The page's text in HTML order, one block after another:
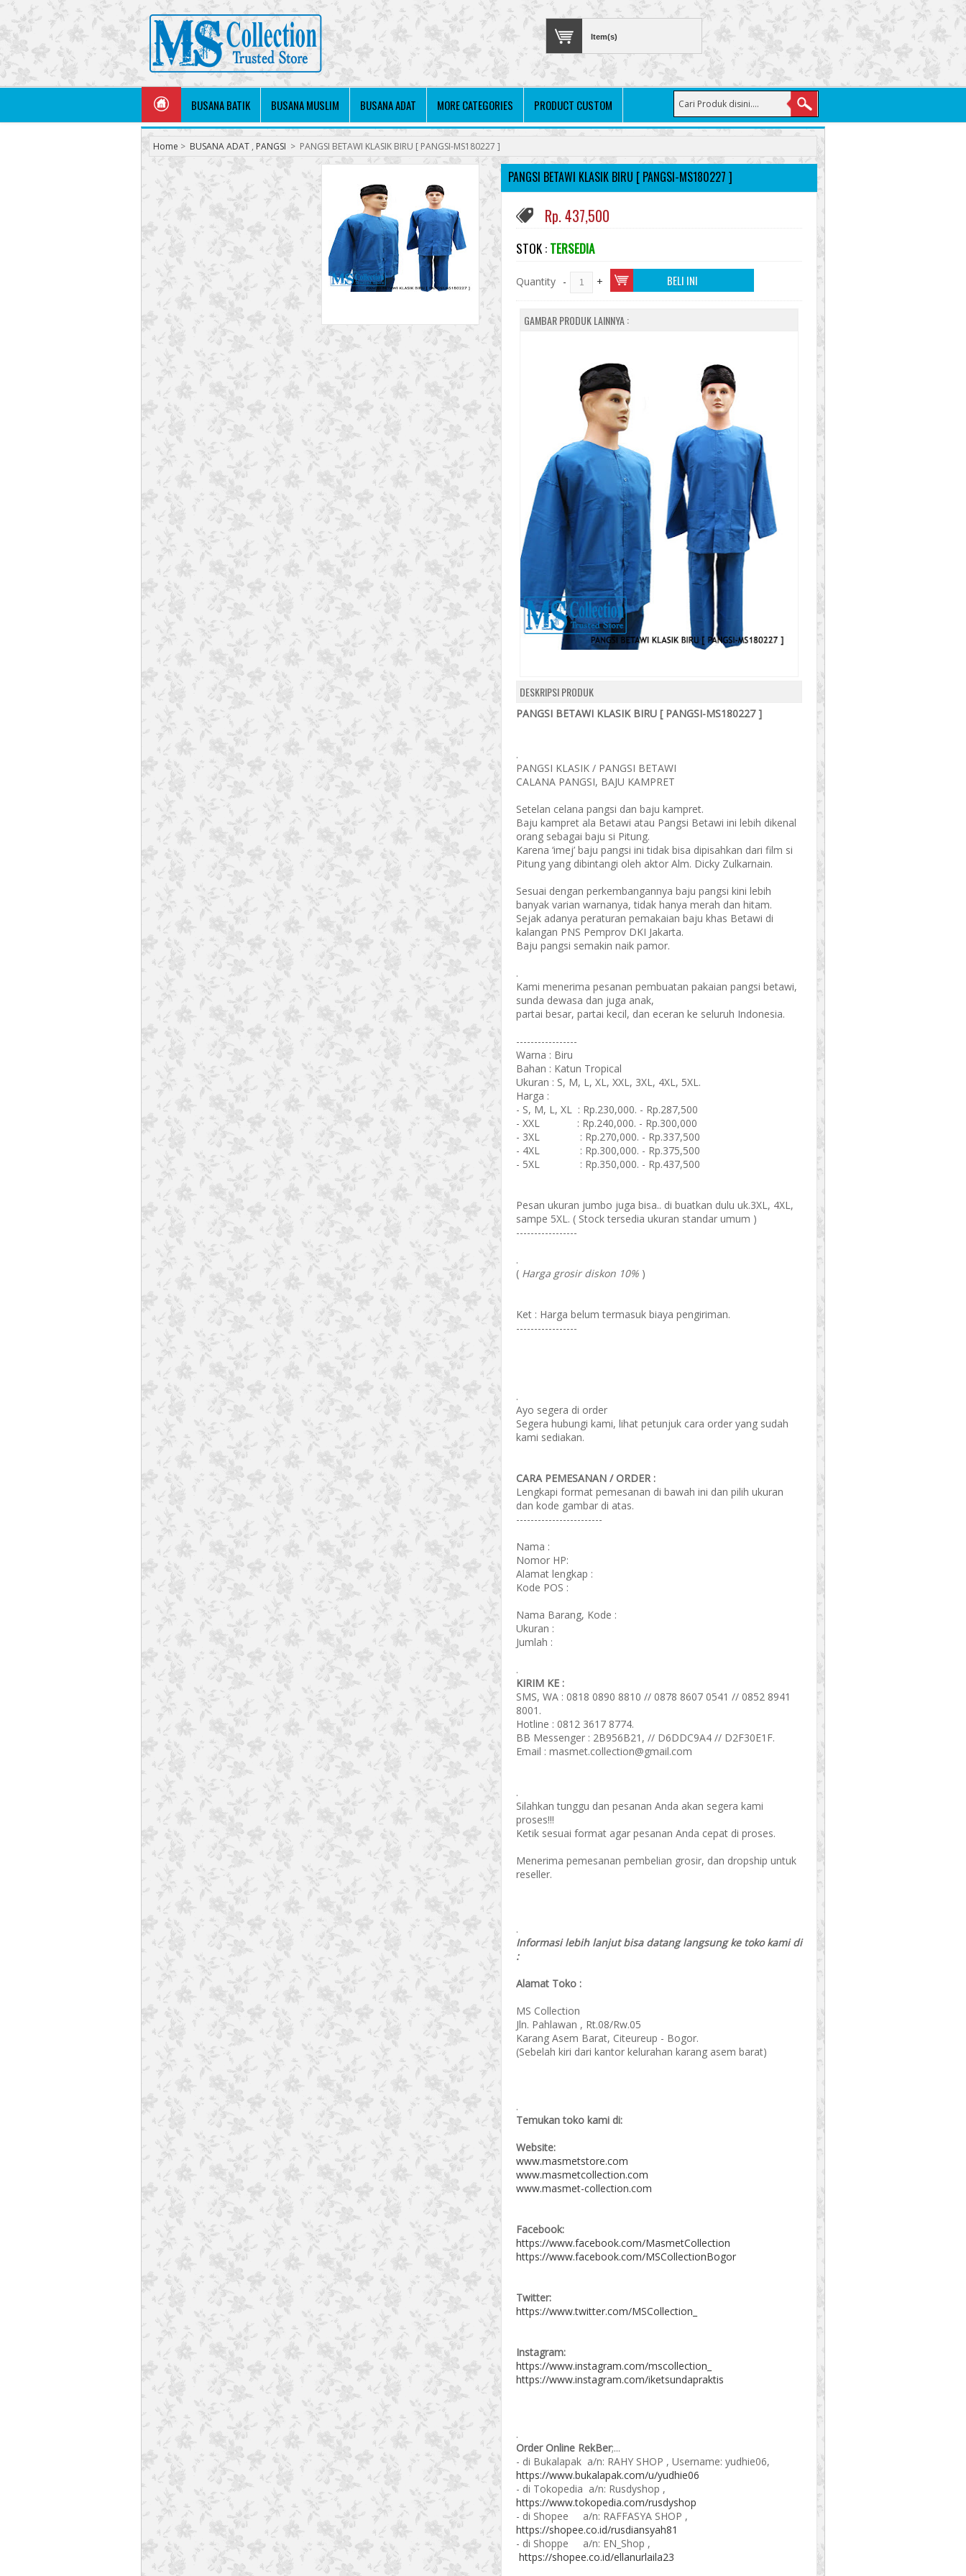
Item(s)
BUSANA BATIK BUSANA MUSLIM BUSANA ADAT MORE CATEGORIES PRODUCT CUSTOM
Home > BUSANA ADAT , PANGSI > PANGSI BETAWI KLASIK BIRU [ PANGSI-MS180227 ]
PANGSI BETAWI KLASIK BIRU [ PANGSI-MS180227 ]
Rp. 437,500
STOK : TERSEDIA
Quantity - + BELI INI
GAMBAR PRODUK LAINNYA :
DESKRIPSI PRODUK
PANGSI BETAWI KLASIK BIRU [ PANGSI-MS180227 ]
.
PANGSI KLASIK / PANGSI BETAWI
CALANA PANGSI, BAJU KAMPRET
Setelan celana pangsi dan baju kampret.
Baju kampret ala Betawi atau Pangsi Betawi ini lebih dikenal
orang sebagai baju si Pitung.
Karena ‘imej’ baju pangsi ini tidak bisa dipisahkan dari film si
Pitung yang dibintangi oleh aktor Alm. Dicky Zulkarnain.
Sesuai dengan perkembangannya baju pangsi kini lebih
banyak varian warnanya, tidak hanya merah dan hitam.
Sejak adanya peraturan pemakaian baju khas Betawi di
kalangan PNS Pemprov DKI Jakarta.
Baju pangsi semakin naik pamor.
.
Kami menerima pesanan pembuatan pakaian pangsi betawi,
sunda dewasa dan juga anak,
partai besar, partai kecil, dan eceran ke seluruh Indonesia.
-----------------
Warna : Biru
Bahan : Katun Tropical
Ukuran : S, M, L, XL, XXL, 3XL, 4XL, 5XL.
Harga :
- S, M, L, XL : Rp.230,000. - Rp.287,500
- XXL : Rp.240,000. - Rp.300,000
- 3XL : Rp.270,000. - Rp.337,500
- 4XL : Rp.300,000. - Rp.375,500
- 5XL : Rp.350,000. - Rp.437,500
Pesan ukuran jumbo juga bisa.. di buatkan dulu uk.3XL, 4XL,
sampe 5XL. ( Stock tersedia ukuran standar umum )
-----------------
.
( Harga grosir diskon 10% )
Ket : Harga belum termasuk biaya pengiriman.
-----------------
.
Ayo segera di order
Segera hubungi kami, lihat petunjuk cara order yang sudah
kami sediakan.
CARA PEMESANAN / ORDER :
Lengkapi format pemesanan di bawah ini dan pilih ukuran
dan kode gambar di atas.
------------------------
Nama :
Nomor HP:
Alamat lengkap :
Kode POS :
Nama Barang, Kode :
Ukuran :
Jumlah :
.
KIRIM KE :
SMS, WA : 0818 0890 8810 // 0878 8607 0541 // 0852 8941
8001.
Hotline : 0812 3617 8774.
BB Messenger : 2B956B21, // D6DDC9A4 // D2F30E1F.
Email : masmet.collection@gmail.com
.
Silahkan tunggu dan pesanan Anda akan segera kami
proses!!!
Ketik sesuai format agar pesanan Anda cepat di proses.
Menerima pemesanan pembelian grosir, dan dropship untuk
reseller.
.
Informasi lebih lanjut bisa datang langsung ke toko kami di
:
Alamat Toko :
MS Collection
Jln. Pahlawan , Rt.08/Rw.05
Karang Asem Barat, Citeureup - Bogor.
(Sebelah kiri dari kantor kelurahan karang asem barat)
.
Temukan toko kami di:
Website:
www.masmetstore.com
www.masmetcollection.com
www.masmet-collection.com
Facebook:
https://www.facebook.com/MasmetCollection
https://www.facebook.com/MSCollectionBogor
Twitter:
https://www.twitter.com/MSCollection_
Instagram:
https://www.instagram.com/mscollection_
https://www.instagram.com/iketsundapraktis
.
Order Online RekBer;...
- di Bukalapak a/n: RAHY SHOP , Username: yudhie06,
https://www.bukalapak.com/u/yudhie06
- di Tokopedia a/n: Rusdyshop ,
https://www.tokopedia.com/rusdyshop
- di Shopee a/n: RAFFASYA SHOP ,
https://shopee.co.id/rusdiansyah81
- di Shoppe a/n: EN_Shop ,
https://shopee.co.id/ellanurlaila23